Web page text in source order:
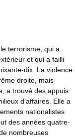
terrorisme, qui a
et qui a failli
dix. La violence
droite, mais
a trouvé des appuis
d’affaires. Elle a
nationalistes
des années quatre-
nombreuses